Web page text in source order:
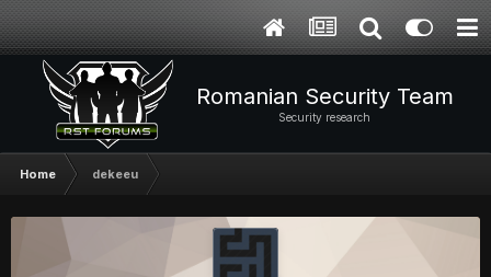
Romanian Security Team
Security research
Home dekeeu